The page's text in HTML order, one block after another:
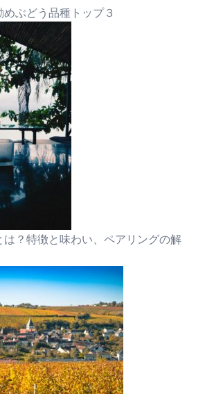
ぶどう品種トップ３
は？特徴と味わい、ペアリングの解